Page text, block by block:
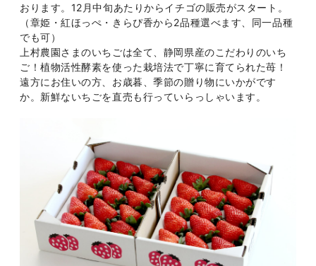
おります。12月中旬あたりからイチゴの販売がスタート。
（章姫・紅ほっぺ・きらぴ香から2品種選べます、同一品種
でも可）
上村農園さまのいちごは全て、静岡県産のこだわりのいち
ご！植物活性酵素を使った栽培法で丁寧に育てられた苺！
遠方にお住いの方、お歳暮、季節の贈り物にいかがです
か。新鮮ないちごを直売も行っていらっしゃいます。